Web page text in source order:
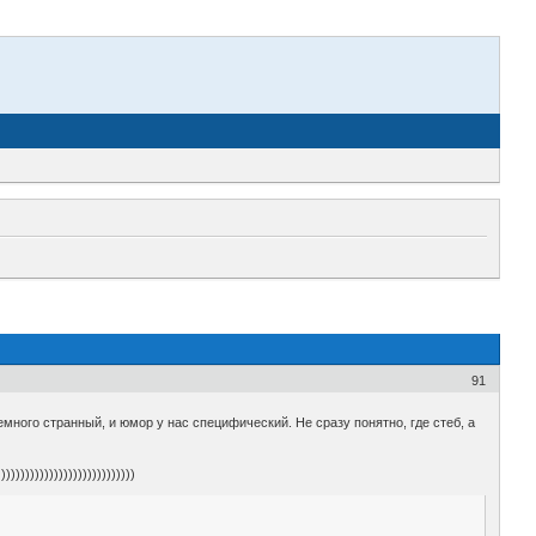
91
странный, и юмор у нас специфический. Не сразу понятно, где стеб, а